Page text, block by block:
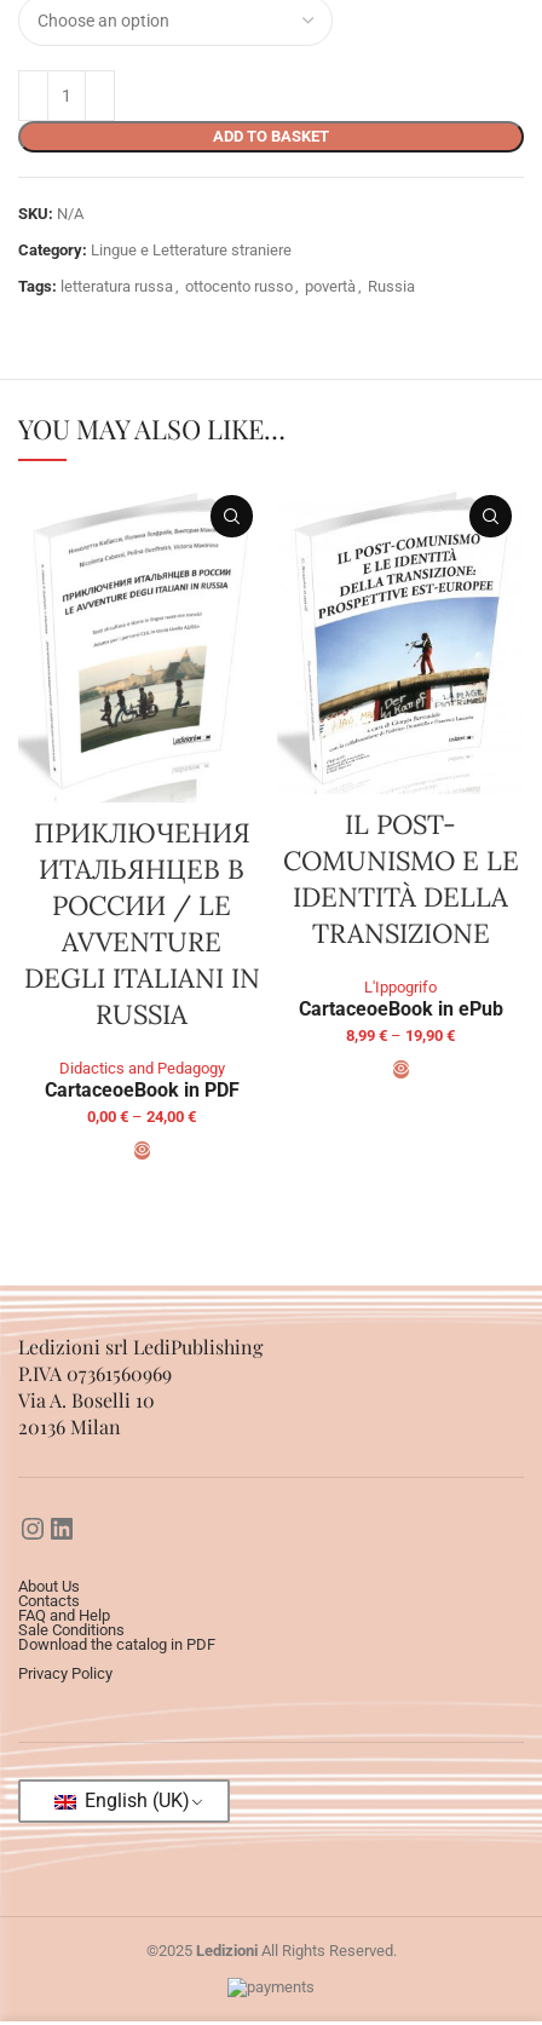
ADD TO BASKET
SKU: N/A
Category: Lingue e Letterature straniere
Tags: letteratura russa, ottocento russo, povertà, Russia
YOU MAY ALSO LIKE…
ПРИКЛЮЧЕНИЯ
ИТАЛЬЯНЦЕВ В
РОССИИ / LE
AVVENTURE
DEGLI ITALIANI IN
RUSSIA
Didactics and Pedagogy
CartaceoeBook in PDF
0,00 € – 24,00 €
IL POST-
COMUNISMO E LE
IDENTITÀ DELLA
TRANSIZIONE
L'Ippogrifo
CartaceoeBook in ePub
8,99 € – 19,90 €
Ledizioni srl LediPublishing
P.IVA 07361560969
Via A. Boselli 10
20136 Milan
About Us
Contacts
FAQ and Help
Sale Conditions
Download the catalog in PDF
Privacy Policy
English (UK)
©2025 LedizioniAll Rights Reserved.